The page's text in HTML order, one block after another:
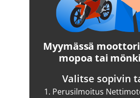
Myymässä
mopoa tai
Valitse sopivin
1. Perusilmoitus